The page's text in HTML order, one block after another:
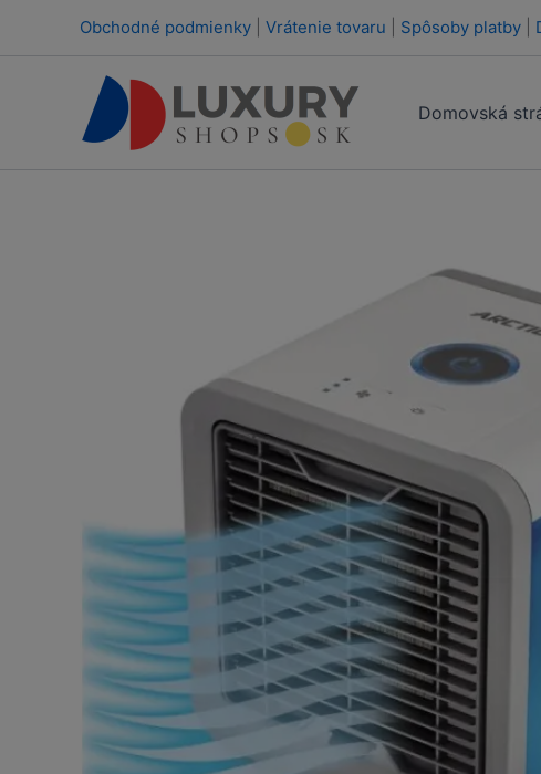
Obchodné podmienky Vrátenie tovaru Spôsoby platby
Domovská